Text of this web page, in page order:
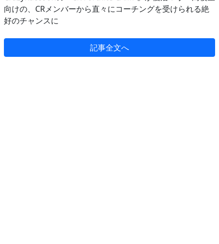
向けの、CRメンバーから直々にコーチングを受けられる絶
好のチャンスに
記事全文へ